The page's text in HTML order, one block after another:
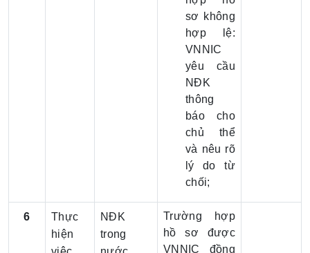
sơ không
hợp lệ:
VNNIC
yêu cầu
NĐK
thông
báo cho
chủ thể
và nêu rõ
lý do từ
chối;
6
Thực
hiện
NĐK
trong
Trường hợp
hồ sơ được
VNNIC đồng